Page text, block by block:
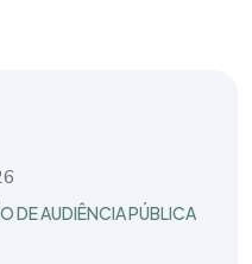
DE AUDIÊNCIA PÚBLICA